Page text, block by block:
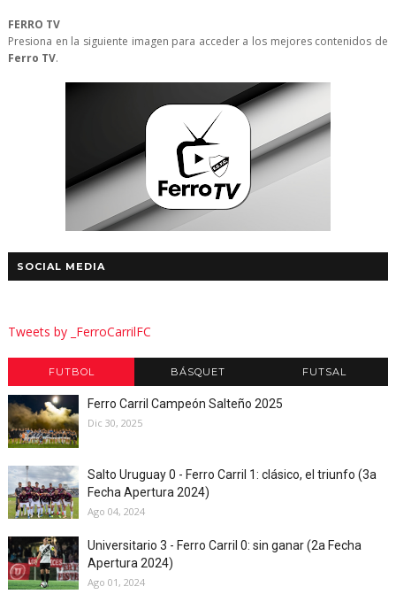
FERRO TV
Presiona en la siguiente imagen para acceder a los mejores contenidos de
Ferro TV.
SOCIAL MEDIA
Tweets by _FerroCarrilFC
FUTBOL BÁSQUET FUTSAL
Ferro Carril Campeón Salteño 2025
Dic 30, 2025
Salto Uruguay 0 - Ferro Carril 1: clásico, el triunfo (3a
Fecha Apertura 2024)
Ago 04, 2024
Universitario 3 - Ferro Carril 0: sin ganar (2a Fecha
Apertura 2024)
Ago 01, 2024